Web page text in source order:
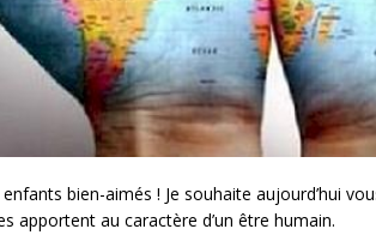
bien-aimés ! Je souhaite aujourd’hui
apportent au caractère d’un être humain.